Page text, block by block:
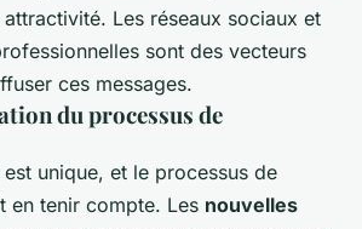
attractivité. Les réseaux sociaux et
sont des vecteurs
ces messages.
du processus de
unique, et le processus de
en tenir compte. Les nouvelles